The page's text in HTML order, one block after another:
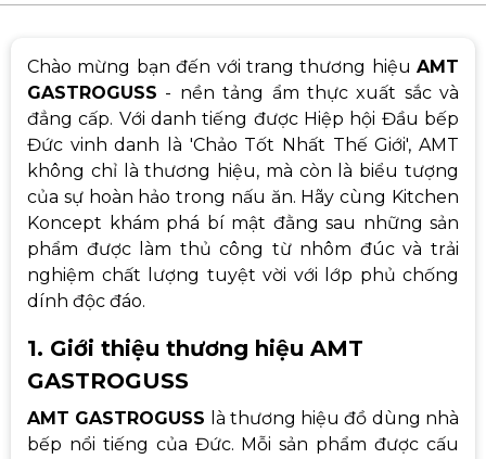
Chào mừng bạn đến với trang thương hiệu AMT
GASTROGUSS - nền tảng ẩm thực xuất sắc và
đẳng cấp. Với danh tiếng được Hiệp hội Đầu bếp
Đức vinh danh là 'Chảo Tốt Nhất Thế Giới', AMT
không chỉ là thương hiệu, mà còn là biểu tượng
của sự hoàn hảo trong nấu ăn. Hãy cùng Kitchen
Koncept khám phá bí mật đằng sau những sản
phẩm được làm thủ công từ nhôm đúc và trải
nghiệm chất lượng tuyệt vời với lớp phủ chống
dính độc đáo.
1. Giới thiệu thương hiệu AMT
GASTROGUSS
AMT GASTROGUSS là thương hiệu đồ dùng nhà
bếp nổi tiếng của Đức. Mỗi sản phẩm được cấu